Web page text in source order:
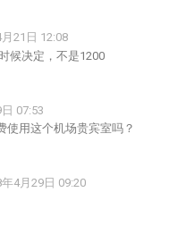
21日 12:08
候决定，不是1200
07:53
使用这个机场贵宾室吗？
4月29日 09:20